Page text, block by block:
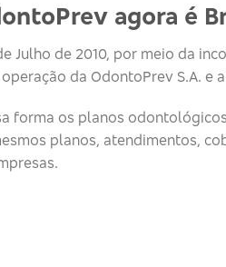
agora é
Julho de 2010, por meio da
da OdontoPrev S.A. e
forma os planos
planos, atendimentos,